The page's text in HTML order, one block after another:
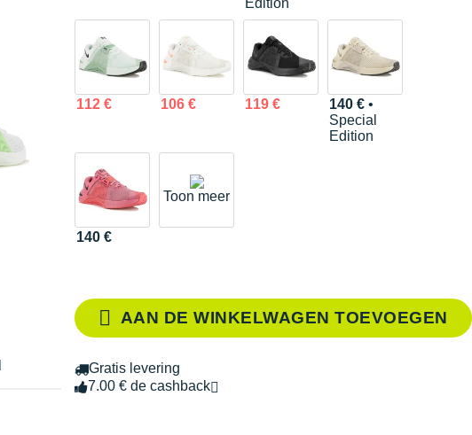
112 € 106 € 119 € 140 €•
Special
Edition
140 €
Toon meer
AAN DE WINKELWAGEN TOEVOEGEN
Gratis levering
7.00 € de cashback